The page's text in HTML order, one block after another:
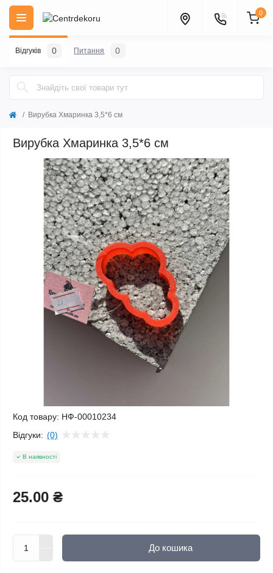
0
Вирубка Хмаринка 3,5*6 см
Вирубка Хмаринка 3,5*6 см
Код товару: НФ-00010234
Відгуки: (0)
В наявності
25.00 ₴
До кошика
Відгуків 0 Питання 0